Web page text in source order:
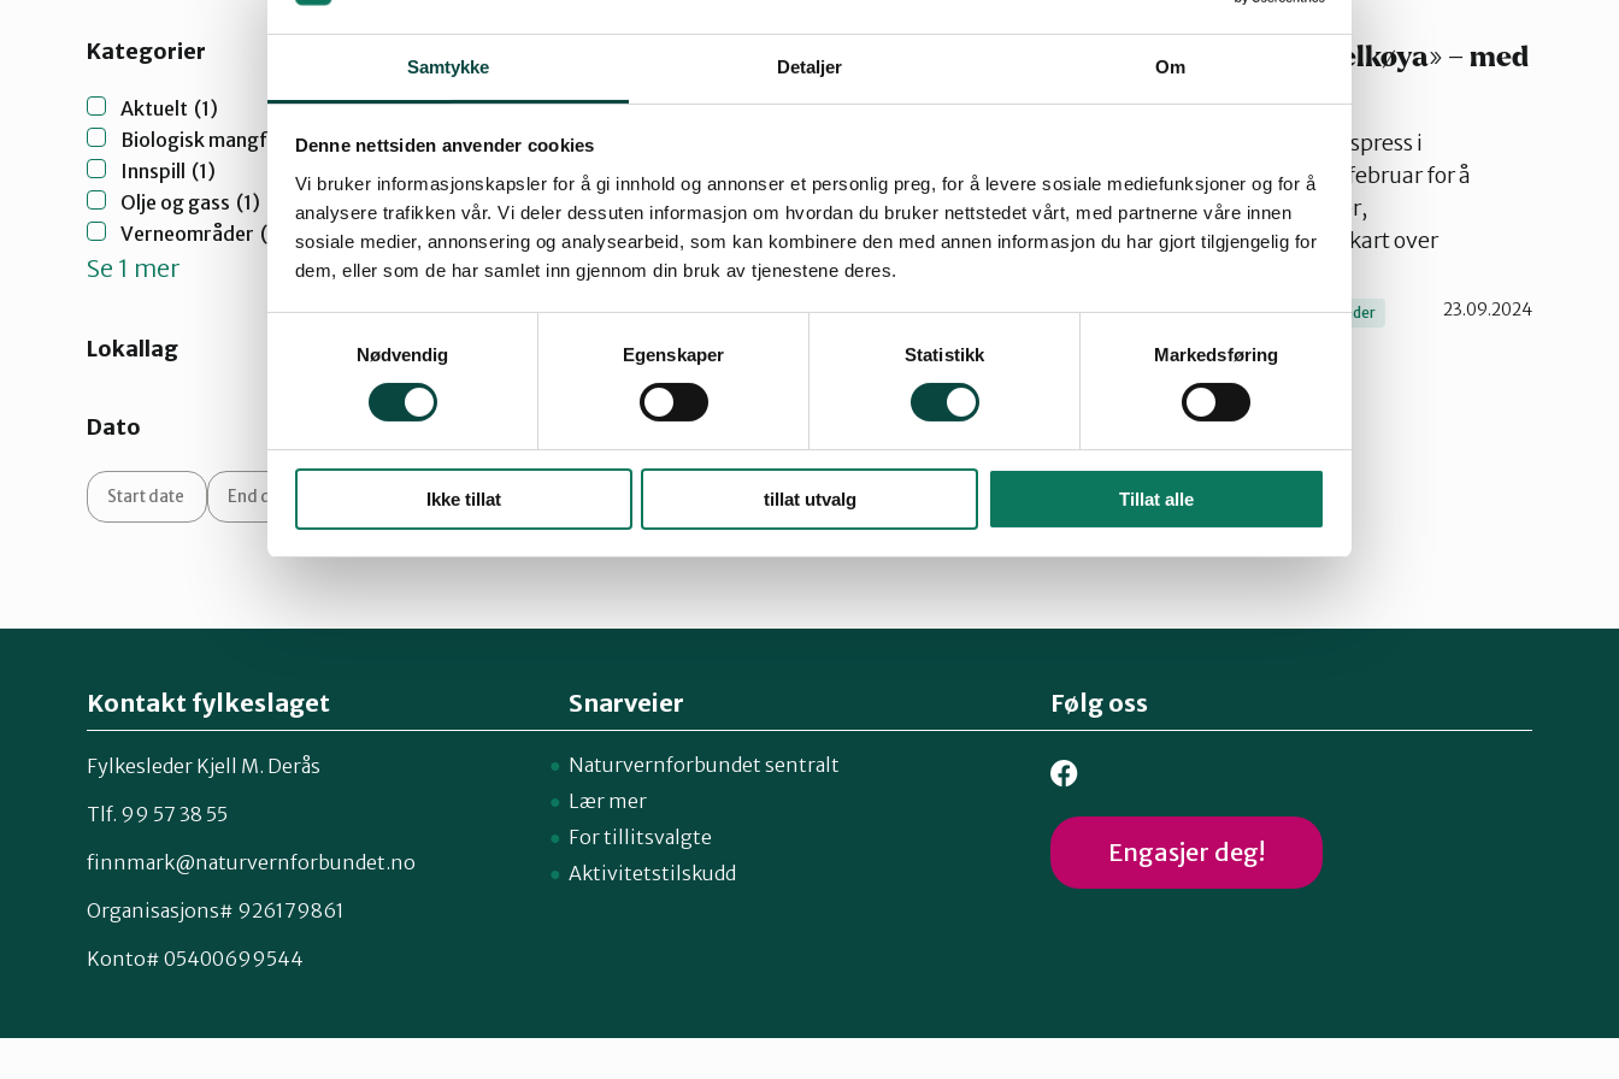
Samtykke Detaljer Om
Denne nettsiden anvender cookies
Vi bruker informasjonskapsler for å gi innhold og annonser et personlig preg, for å levere sosiale mediefunksjoner og for å
analysere trafikken vår. Vi deler dessuten informasjon om hvordan du bruker nettstedet vårt, med partnerne våre innen
sosiale medier, annonsering og analysearbeid, som kan kombinere den med annen informasjon du har gjort tilgjengelig for
dem, eller som de har samlet inn gjennom din bruk av tjenestene deres.
Nødvendig
Egenskaper Statistikk Markedsføring
Ikke tillat tillat utvalg Tillat alle
Kategorier
Aktuelt (1)
Biologisk mangfold (1)
Innspill
(1)
Olje og gass (1)
Verneområder (1)
Se 1 mer
Lokallag
Dato
Naturområder truet av «kraftpakke Melkøya» – med
kart
I Finnmark står nå mange områder under utbyggingspress i
forbindelse med "kraftpakke Melkøya". Fristen er 1. februar for å
sende høringsinnspill til hele 11 vindindustrisøknader,
samt 4 kraftlinjesøknader i Finnmark. Se oversikt og kart over
områdene på denne siden.
Aktuelt Biologisk mangfold Innspill Olje og gass
Verneområder
23.09.2024
Kontakt fylkeslaget
Fylkesleder Kjell M. Derås
Tlf. 99 57 38 55
finnmark@naturvernforbundet.no
Organisasjons# 926179861
Konto# 05400699544
Snarveier
Naturvernforbundet sentralt
Lær mer
For tillitsvalgte
Aktivitetstilskudd
Følg oss
Engasjer deg!